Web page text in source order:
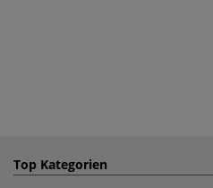
Top Kategorien